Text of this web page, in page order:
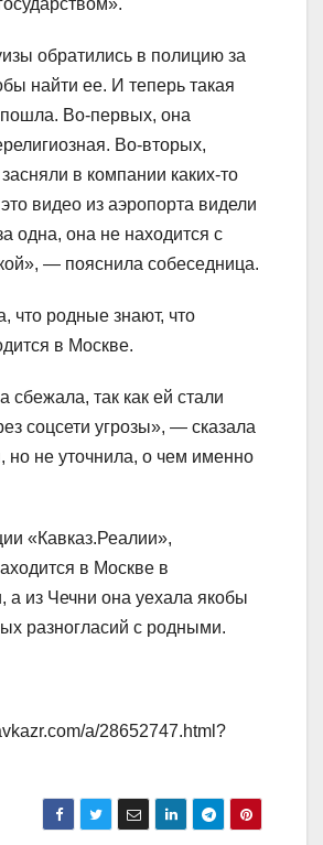
обратились в полицию за
найти ее. И теперь такая
Во-первых, она
Во-вторых,
в компании каких-то
видео из аэропорта видели
одна, она не находится с
— пояснила собеседница.
что родные знают, что
в Москве.
сбежала, так как ей стали
соцсети угрозы», — сказала
но не уточнила, о чем именно
«Кавказ.Реалии»,
в Москве в
а из Чечни она уехала якобы
разногласий с родными.
a/28652747.html?